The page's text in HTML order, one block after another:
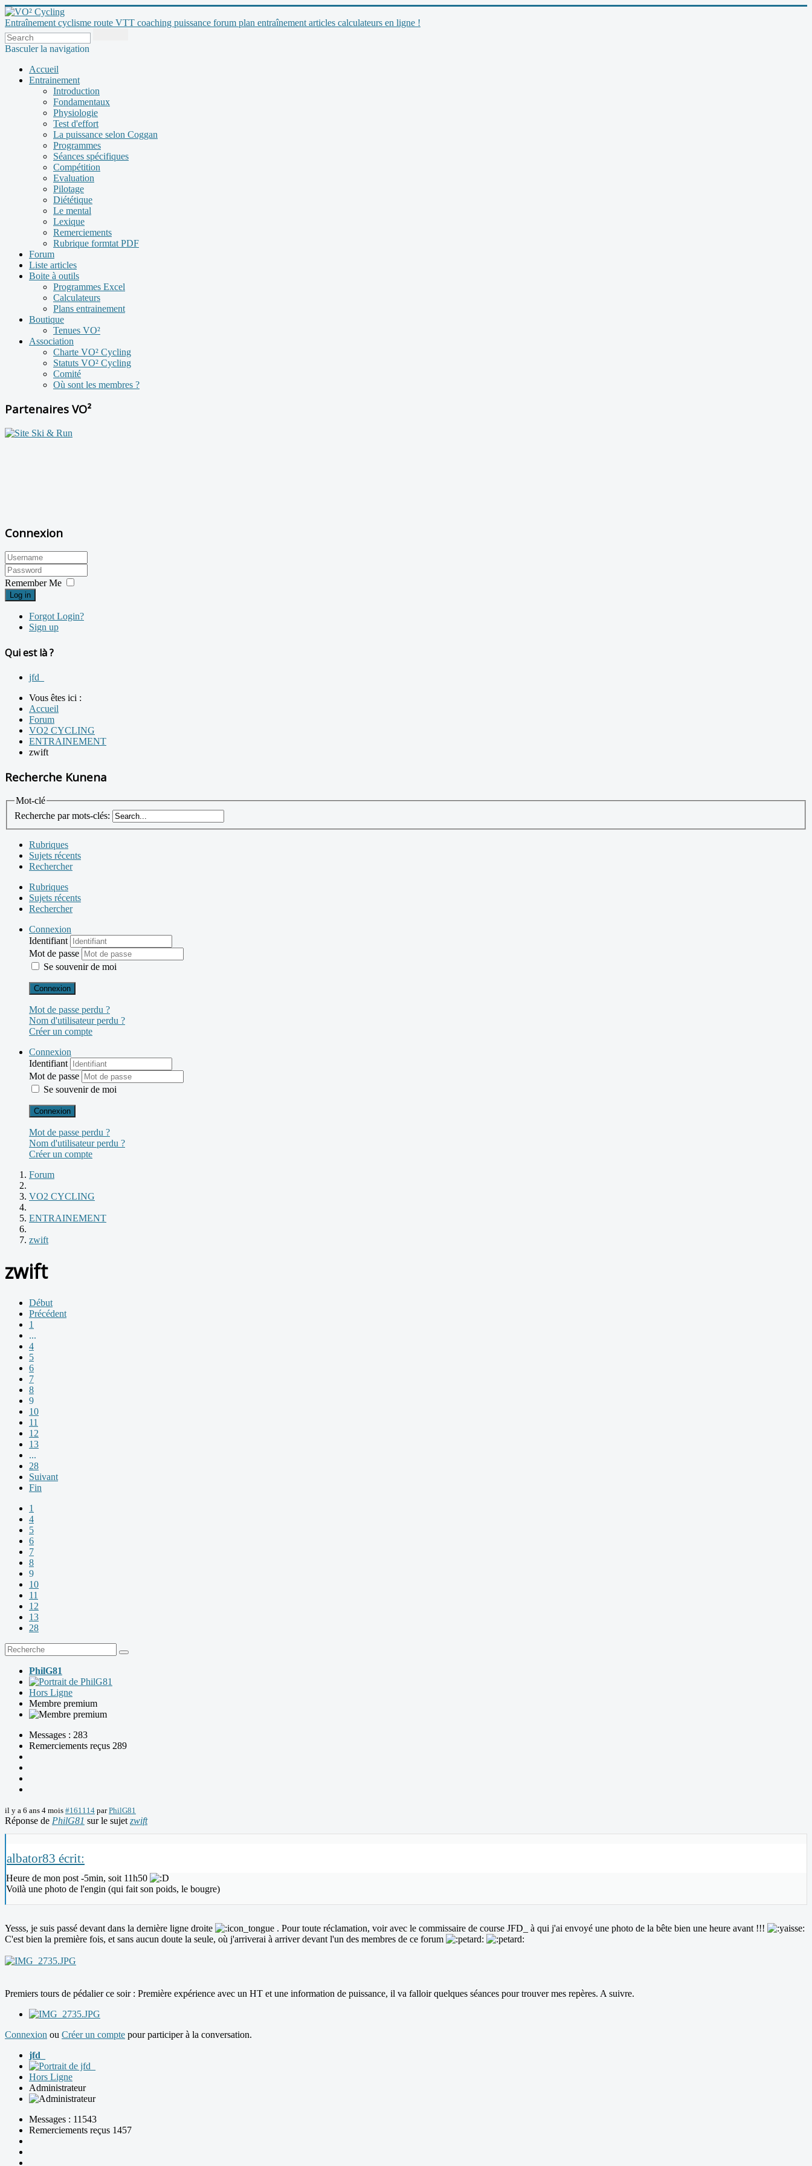
Entraînement cyclisme route VTT coaching puissance forum plan entraînement articles calculateurs en ligne !
Basculer la navigation
Accueil
Entrainement
Introduction
Fondamentaux
Physiologie
Test d'effort
La puissance selon Coggan
Programmes
Séances spécifiques
Compétition
Evaluation
Pilotage
Diététique
Le mental
Lexique
Remerciements
Rubrique formtat PDF
Forum
Liste articles
Boite à outils
Programmes Excel
Calculateurs
Plans entrainement
Boutique
Tenues VO²
Association
Charte VO² Cycling
Statuts VO² Cycling
Comité
Où sont les membres ?
Partenaires VO²
Connexion
Remember Me
Log in
Forgot Login?
Sign up
Qui est là ?
jfd_
Vous êtes ici :
Accueil
Forum
VO2 CYCLING
ENTRAINEMENT
zwift
Recherche Kunena
Mot-clé
Recherche par mots-clés:
Rubriques
Sujets récents
Rechercher
Rubriques
Sujets récents
Rechercher
Connexion
Identifiant
Mot de passe
Se souvenir de moi
Connexion
Mot de passe perdu ?
Nom d'utilisateur perdu ?
Créer un compte
Connexion
Identifiant
Mot de passe
Se souvenir de moi
Connexion
Mot de passe perdu ?
Nom d'utilisateur perdu ?
Créer un compte
Forum
VO2 CYCLING
ENTRAINEMENT
zwift
zwift
Début
Précédent
1
...
4
5
6
7
8
9
10
11
12
13
...
28
Suivant
Fin
1
4
5
6
7
8
9
10
11
12
13
28
PhilG81
Hors Ligne
Membre premium
Messages : 283
Remerciements reçus 289
il y a 6 ans 4 mois #161114 parPhilG81
Réponse de PhilG81 sur le sujet zwift
albator83 écrit:
Heure de mon post -5min, soit 11h50
Voilà une photo de l'engin (qui fait son poids, le bougre)
Yesss, je suis passé devant dans la dernière ligne droite
. Pour toute réclamation, voir avec le commissaire de course JFD_ à qui j'ai envoyé une photo de la bête bien une heure avant !!!
C'est bien la première fois, et sans aucun doute la seule, où j'arriverai à arriver devant l'un des membres de ce forum
Premiers tours de pédalier ce soir : Première expérience avec un HT et une information de puissance, il va falloir quelques séances pour trouver mes repères. A suivre.
Connexion ou Créer un compte pour participer à la conversation.
jfd_
Hors Ligne
Administrateur
Messages : 11543
Remerciements reçus 1457